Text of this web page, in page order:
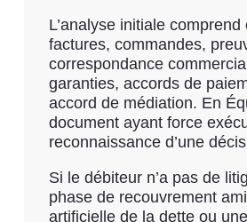
L’analyse initiale
factures, commandes,
correspondance
garanties, accords de
accord de médiation. En
document ayant force
reconnaissance d’une
Si le débiteur n’a pas de
phase de recouvrement
artificielle de la dette ou